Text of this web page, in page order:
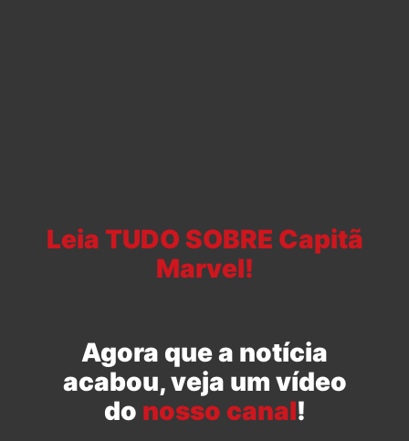
Leia TUDO SOBRE Capitã
Marvel!
Agora que a notícia
acabou, veja um vídeo
do nosso canal!